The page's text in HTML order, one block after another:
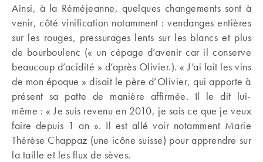
Ainsi, à la Réméjeanne, quelques changements sont à
venir, côté vinification notamment : vendanges entières
sur les rouges, pressurages lents sur les blancs et plus
de bourboulenc (« un cépage d’avenir car il conserve
beaucoup d’acidité » d’après Olivier.). « J’ai fait les vins
de mon époque » disait le père d’Olivier, qui apporte à
présent sa patte de manière affirmée. Il le dit lui-
même : « Je suis revenu en 2010, je sais ce que je veux
faire depuis 1 an ». Il est allé voir notamment Marie
Thérèse Chappaz (une icône suisse) pour apprendre sur
la taille et les flux de sèves.